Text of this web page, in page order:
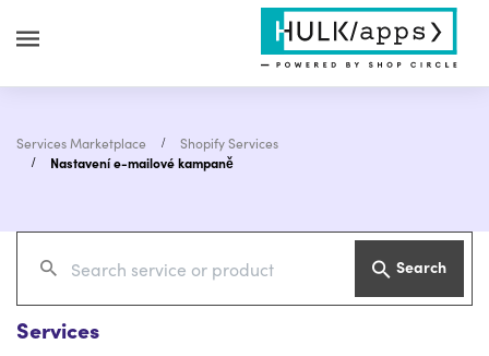
Services Marketplace
Shopify Services
Nastavení e-mailové kampaně
Search
Services